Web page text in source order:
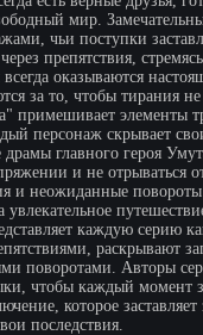
мир.
чьи поступки
препятствия,
оказываются
за то, чтобы тирания
элементы
персонаж скрывает
главного героя
и не отрываться
и неожиданные
каждую серию
раскрывают
поворотами. Авторы
чтобы каждый момент
которое заставляет
последствия.